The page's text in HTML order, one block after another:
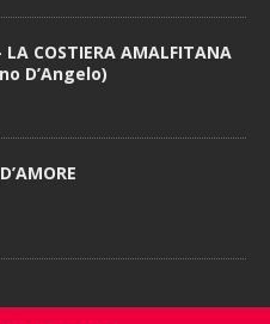
COSTIERA AMALFITANA
D’Angelo)